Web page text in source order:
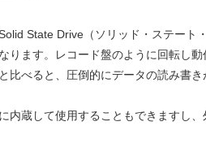
State Drive（ソリッド・ステート
ります。レコード盤のように回転し
比べると、圧倒的にデータの読み書き
内蔵して使用することもできますし